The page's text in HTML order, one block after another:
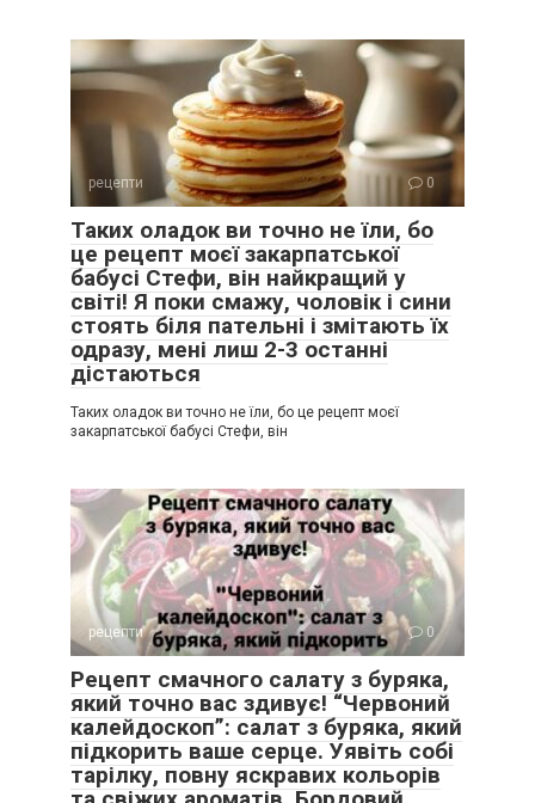
рецепти 0
Таких оладок ви точно не їли, бо
це рецепт моєї закарпатської
бабусі Стефи, він найкращий у
світі! Я поки смажу, чоловік і сини
стоять біля пательні і змітають їх
одразу, мені лиш 2-3 останні
дістаються
Таких оладок ви точно не їли, бо це рецепт моєї
закарпатської бабусі Стефи, він
рецепти 0
Рецепт смачного салату з буряка,
який точно вас здивує! “Червоний
калейдоскоп”: салат з буряка, який
підкорить ваше серце. Уявіть собі
тарілку, повну яскравих кольорів